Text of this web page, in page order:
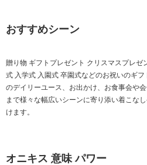
おすすめシーン
贈り物 ギフトプレゼント クリスマスプレゼ
式 入学式 入園式 卒園式などのお祝いのギ
のデイリーユース、お出かけ、お食事会や
まで様々な幅広いシーンに寄り添い着こな
けます。
オニキス 意味 パワー